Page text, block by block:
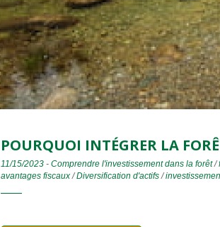
POURQUOI INTÉGRER LA
11/15/2023 - Comprendre l'investissement dans la forêt/
avantages fiscaux/Diversification d'actifs/